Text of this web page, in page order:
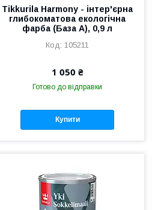
Tikkurila Harmony - інтер'єрна
глибокоматова екологічна
фарба (База А), 0,9 л
105211
1 050 ₴
Готово до відправки
Купити